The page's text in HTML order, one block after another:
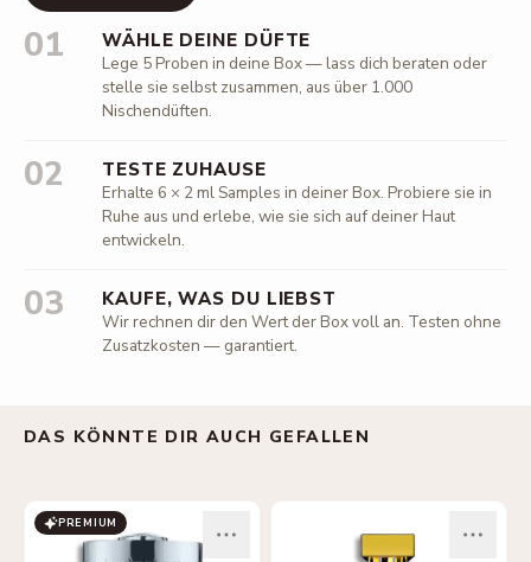
01 WÄHLE DEINE DÜFTE
Lege 5 Proben in deine Box — lass dich beraten oder
stelle sie selbst zusammen, aus über 1.000
Nischendüften.
02 TESTE ZUHAUSE
Erhalte 6 × 2 ml Samples in deiner Box. Probiere sie in
Ruhe aus und erlebe, wie sie sich auf deiner Haut
entwickeln.
03 KAUFE, WAS DU LIEBST
Wir rechnen dir den Wert der Box voll an. Testen ohne
Zusatzkosten — garantiert.
DAS KÖNNTE DIR AUCH GEFALLEN
PREMIUM